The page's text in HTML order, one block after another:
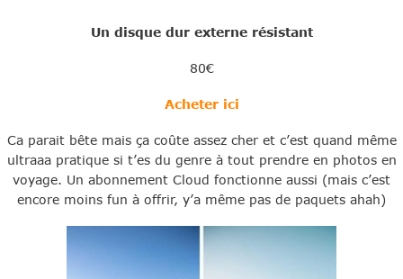
Un disque dur externe résistant
80€
Acheter ici
Ca parait bête mais ça coûte assez cher et c’est quand même
ultraaa pratique si t’es du genre à tout prendre en photos en
voyage. Un abonnement Cloud fonctionne aussi (mais c’est
encore moins fun à offrir, y’a même pas de paquets ahah)